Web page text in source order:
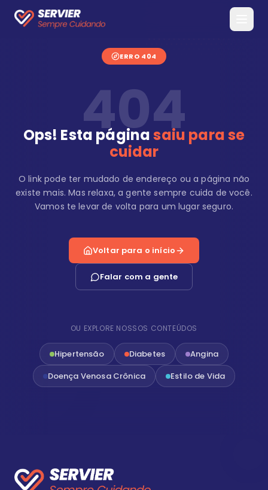
ERRO 404
404
Ops! Esta páginasaiu para se
cuidar
O link pode ter mudado de endereço ou a página não
existe mais. Mas relaxa, a gente sempre cuida de você.
Vamos te levar de volta para um lugar seguro.
Voltar para o início
Falar com a gente
OU EXPLORE NOSSOS CONTEÚDOS
Hipertensão Diabetes
Angina
Doença Venosa Crônica
Estilo de Vida